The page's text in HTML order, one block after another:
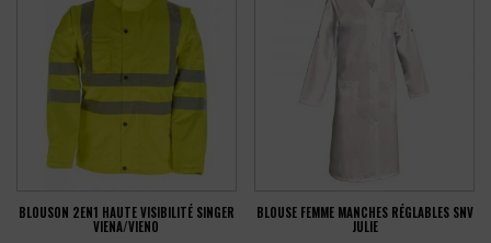
BLOUSON 2EN1 HAUTE VISIBILITÉ SINGER
VIENA/VIENO
BLOUSE FEMME MANCHES RÉGLABLES SNV
JULIE